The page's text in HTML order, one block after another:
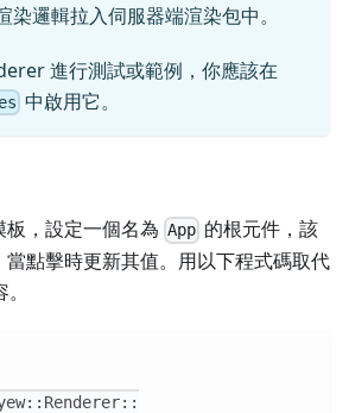
染邏輯拉入伺服器端渲染包中。
進行測試或範例，你應該在
中啟用它。
，設定一個名為 App 的根元件，該
點擊時更新其值。用以下程式碼取代